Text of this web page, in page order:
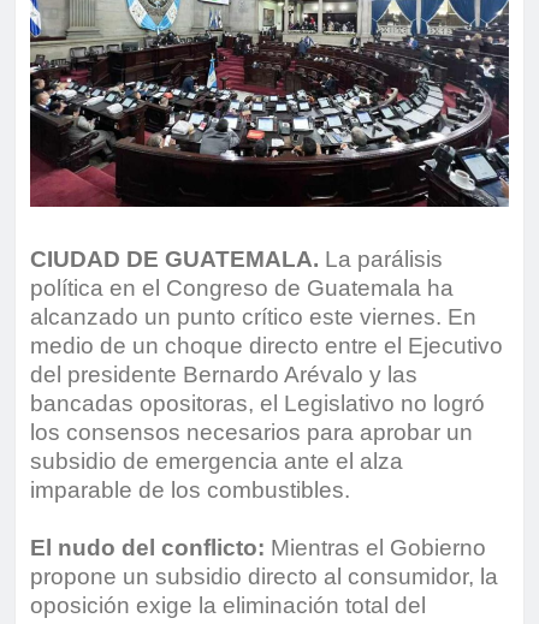
CIUDAD DE GUATEMALA. La parálisis
política en el Congreso de Guatemala ha
alcanzado un punto crítico este viernes. En
medio de un choque directo entre el Ejecutivo
del presidente Bernardo Arévalo y las
bancadas opositoras, el Legislativo no logró
los consensos necesarios para aprobar un
subsidio de emergencia ante el alza
imparable de los combustibles.
El nudo del conflicto: Mientras el Gobierno
propone un subsidio directo al consumidor, la
oposición exige la eliminación total del